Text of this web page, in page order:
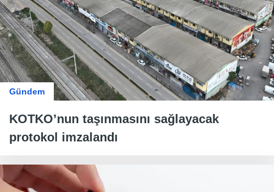
Gündem
KOTKO’nun taşınmasını sağlayacak
protokol imzalandı